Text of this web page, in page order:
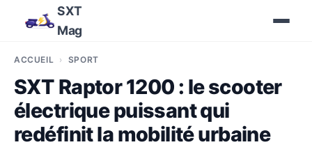
SXT
Mag
ACCUEIL SPORT
SXT Raptor 1200 : le scooter
électrique puissant qui
redéfinit la mobilité urbaine